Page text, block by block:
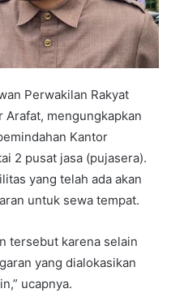
Perwakilan Rakyat
Arafat, mengungkapkan
Kantor
2 pusat jasa (pujasera).
yang telah ada akan
untuk sewa tempat.
tersebut karena selain
yang dialokasikan
ucapnya.